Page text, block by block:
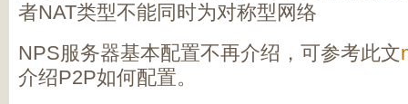
者NAT类型不能同时为对称型网络
NPS服务器基本配置不再介绍，可参考此文
介绍P2P如何配置。